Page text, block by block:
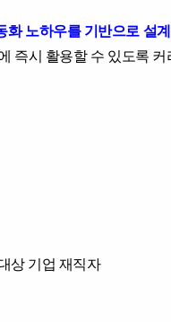
화 노하우를 기반으로 설
즉시 활용할 수 있도록
상 기업 재직자